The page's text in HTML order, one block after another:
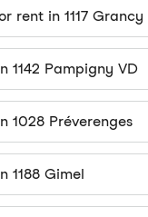
rent in 1117 Grancy
1142 Pampigny VD
1028 Préverenges
1188 Gimel